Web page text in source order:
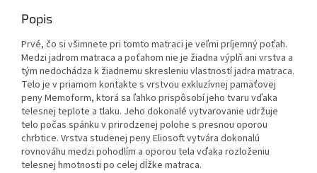
Popis
Prvé, čo si všimnete pri tomto matraci je veľmi príjemný poťah.
Medzi jadrom matraca a poťahom nie je žiadna výplň ani vrstva a
tým nedochádza k žiadnemu skresleniu vlastností jadra matraca.
Telo je v priamom kontakte s vrstvou exkluzívnej pamäťovej
peny Memoform, ktorá sa ľahko prispôsobí jeho tvaru vďaka
telesnej teplote a tlaku. Jeho dokonalé vytvarovanie udržuje
telo počas spánku v prirodzenej polohe s presnou oporou
chrbtice. Vrstva studenej peny Eliosoft vytvára dokonalú
rovnováhu medzi pohodlím a oporou tela vďaka rozloženiu
telesnej hmotnosti po celej dĺžke matraca.